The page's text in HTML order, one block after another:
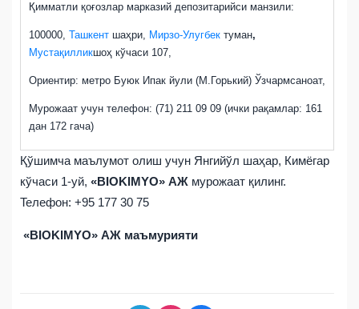
Қимматли қоғозлар марказий депозитарийси манзили:
100000, Ташкент шаҳри, Мирзо-Улугбек туман,
Мустақилликшоҳ кўчаси 107,
Ориентир: метро Буюк Ипак йули (М.Горький) Ўзчармсаноат,
Мурожаат учун телефон: (71) 211 09 09 (ички рақамлар: 161
дан 172 гача)
Қўшимча маълумот олиш учун Янгийўл шаҳар, Кимёгар
кўчаси 1-уй, «BIOKIMYO» АЖ мурожаат қилинг.
Teлефон: +95 177 30 75
«BIOKIMYO» АЖ маъмурияти